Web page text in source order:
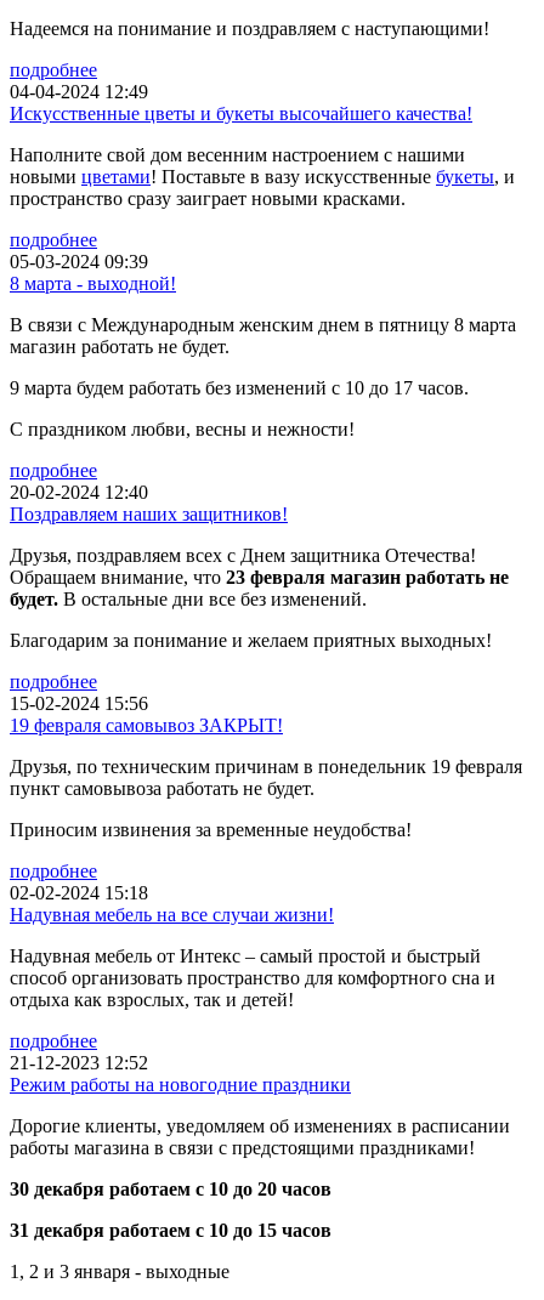
Надеемся на понимание и поздравляем с наступающими!
подробнее
04-04-2024 12:49
Искусственные цветы и букеты высочайшего качества!
Наполните свой дом весенним настроением с нашими
новыми цветами! Поставьте в вазу искусственные букеты, и
пространство сразу заиграет новыми красками.
подробнее
05-03-2024 09:39
8 марта - выходной!
В связи с Международным женским днем в пятницу 8 марта
магазин работать не будет.
9 марта будем работать без изменений с 10 до 17 часов.
С праздником любви, весны и нежности!
подробнее
20-02-2024 12:40
Поздравляем наших защитников!
Друзья, поздравляем всех с Днем защитника Отечества!
Обращаем внимание, что 23 февраля магазин работать не
будет. В остальные дни все без изменений.
Благодарим за понимание и желаем приятных выходных!
подробнее
15-02-2024 15:56
19 февраля самовывоз ЗАКРЫТ!
Друзья, по техническим причинам в понедельник 19 февраля
пункт самовывоза работать не будет.
Приносим извинения за временные неудобства!
подробнее
02-02-2024 15:18
Надувная мебель на все случаи жизни!
Надувная мебель от Интекс – самый простой и быстрый
способ организовать пространство для комфортного сна и
отдыха как взрослых, так и детей!
подробнее
21-12-2023 12:52
Режим работы на новогодние праздники
Дорогие клиенты, уведомляем об изменениях в расписании
работы магазина в связи с предстоящими праздниками!
30 декабря работаем с 10 до 20 часов
31 декабря работаем с 10 до 15 часов
1, 2 и 3 января - выходные